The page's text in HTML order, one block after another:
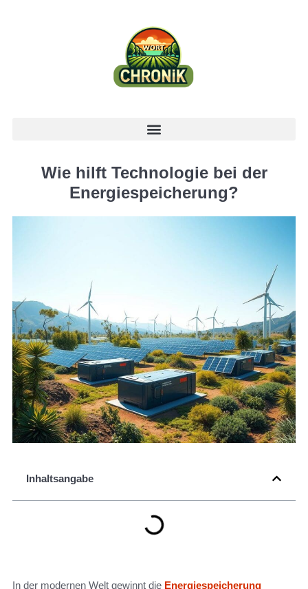
Wie hilft Technologie bei der
Energiespeicherung?
Inhaltsangabe
In der modernen Welt gewinnt die Energiespeicherung